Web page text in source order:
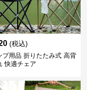
(税込)
プ用品 折りたたみ式 高背
快適チェア